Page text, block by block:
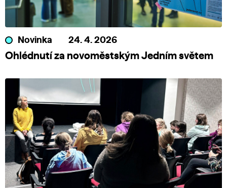
Novinka 24. 4. 2026
Ohlédnutí za novoměstským Jedním světem